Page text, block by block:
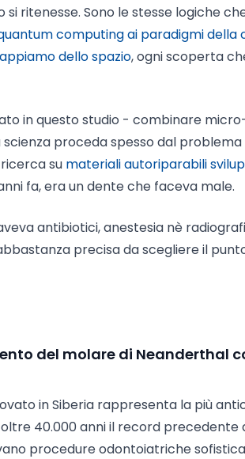
si ritenesse. Sono le stesse logiche
computing ai paradigmi della
dello spazio, ogni scoperta
in questo studio - combinare
proceda spesso dal
su materiali autoriparabili
fa, era un dente che faceva male.
antibiotici, anestesia nè
precisa da scegliere il
del molare di Neanderthal
in Siberia rappresenta la più
40.000 anni il record
procedure odontoiatriche